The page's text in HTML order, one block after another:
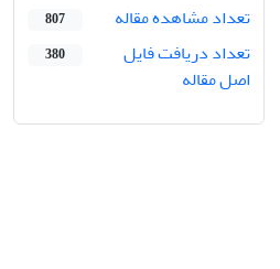
تعداد مشاهده مقاله
807
تعداد دریافت فایل
اصل مقاله
380